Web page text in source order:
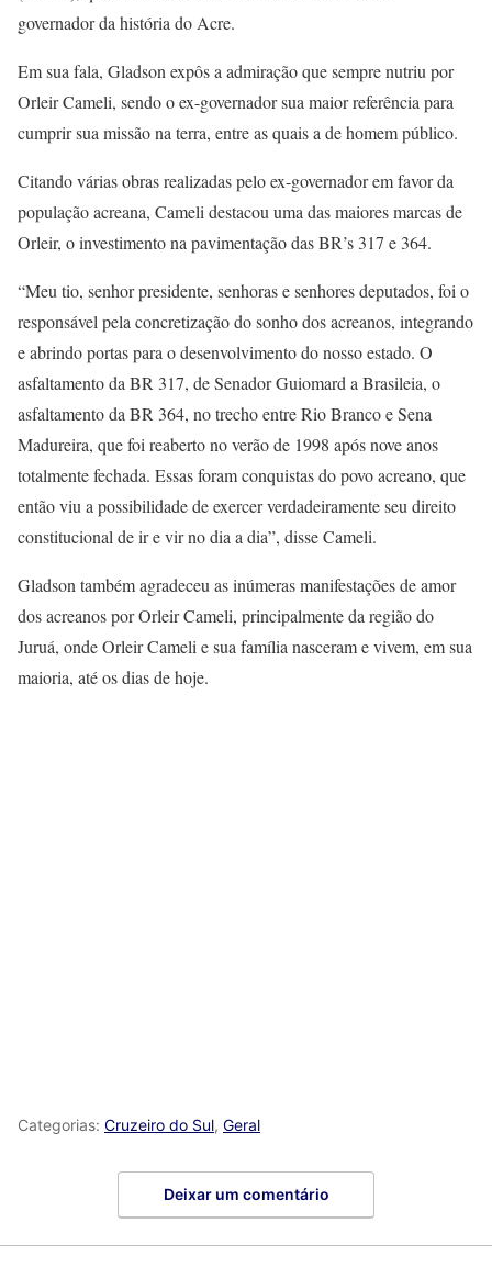
governador da história do Acre.
Em sua fala, Gladson expôs a admiração que sempre nutriu por
Orleir Cameli, sendo o ex-governador sua maior referência para
cumprir sua missão na terra, entre as quais a de homem público.
Citando várias obras realizadas pelo ex-governador em favor da
população acreana, Cameli destacou uma das maiores marcas de
Orleir, o investimento na pavimentação das BR’s 317 e 364.
“Meu tio, senhor presidente, senhoras e senhores deputados, foi o
responsável pela concretização do sonho dos acreanos, integrando
e abrindo portas para o desenvolvimento do nosso estado. O
asfaltamento da BR 317, de Senador Guiomard a Brasileia, o
asfaltamento da BR 364, no trecho entre Rio Branco e Sena
Madureira, que foi reaberto no verão de 1998 após nove anos
totalmente fechada. Essas foram conquistas do povo acreano, que
então viu a possibilidade de exercer verdadeiramente seu direito
constitucional de ir e vir no dia a dia”, disse Cameli.
Gladson também agradeceu as inúmeras manifestações de amor
dos acreanos por Orleir Cameli, principalmente da região do
Juruá, onde Orleir Cameli e sua família nasceram e vivem, em sua
maioria, até os dias de hoje.
Categorias: Cruzeiro do Sul, Geral
Deixar um comentário